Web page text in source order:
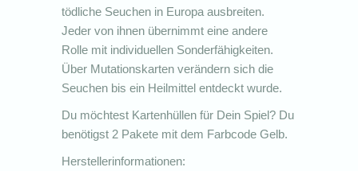
tödliche Seuchen in Europa ausbreiten.
Jeder von ihnen übernimmt eine andere
Rolle mit individuellen Sonderfähigkeiten.
Über Mutationskarten verändern sich die
Seuchen bis ein Heilmittel entdeckt wurde.
Du möchtest Kartenhüllen für Dein Spiel? Du
benötigst 2 Pakete mit dem Farbcode Gelb.
Herstellerinformationen: